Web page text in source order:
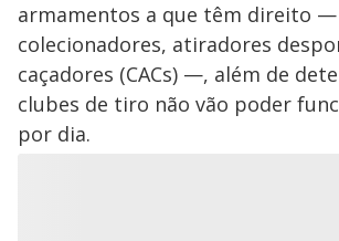
armamentos a que têm direito —
colecionadores, atiradores
caçadores (CACs) —, além de
clubes de tiro não vão poder
por dia.